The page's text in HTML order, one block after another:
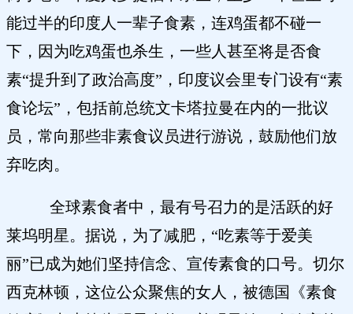
能过半的印度人一辈子食素，连鸡蛋都不碰一
下，因为吃鸡蛋也杀生，一些人甚至将是否食
素“提升到了政治高度”，印度议会里专门设有“素
食论坛”，包括前总统文卡塔拉曼在内的一批议
员，常向那些非素食议员进行游说，鼓励他们放
弃吃肉。
全球素食者中，最有号召力的是活跃的好
莱坞明星。据说，为了减肥，“吃素等于爱美
丽”已成为她们坚持信念、宣传素食的口号。切尔
西克林顿，这位公众聚焦的女人，被德国《素食